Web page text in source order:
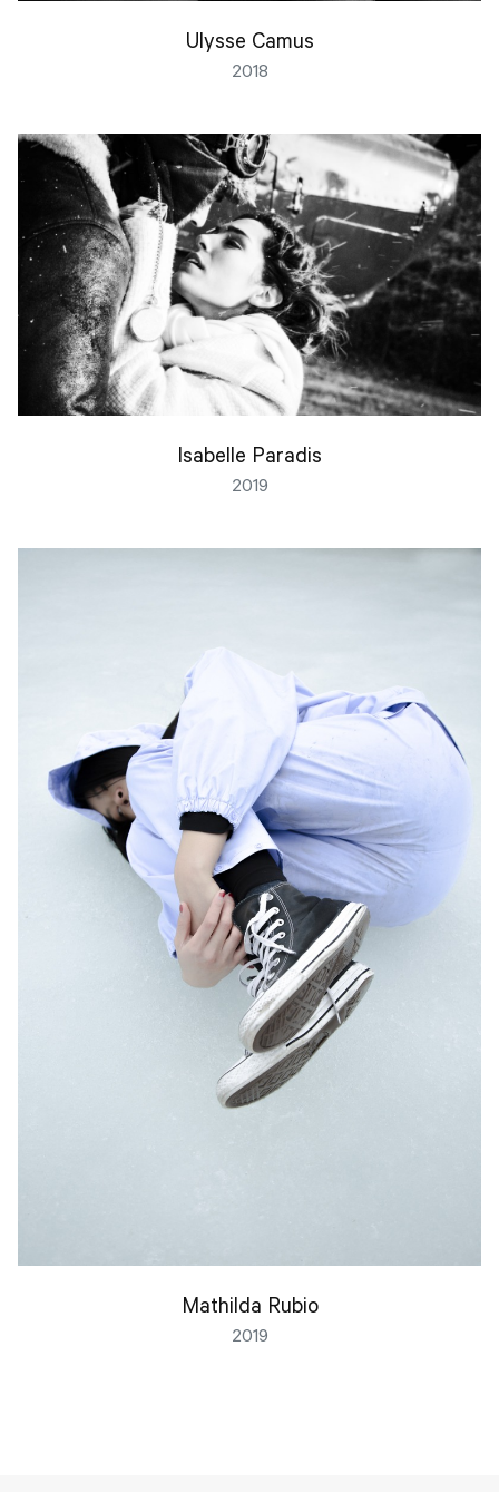
Ulysse Camus
2018
Isabelle Paradis
2019
Mathilda Rubio
2019